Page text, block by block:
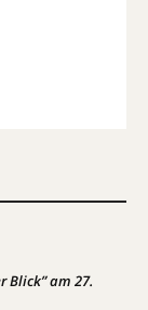
Blick” am 27.